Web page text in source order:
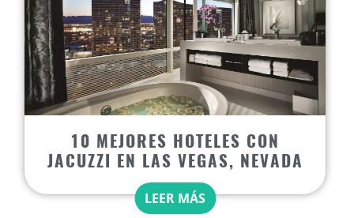
10 MEJORES HOTELES CON
JACUZZI EN LAS VEGAS, NEVADA
LEER MÁS